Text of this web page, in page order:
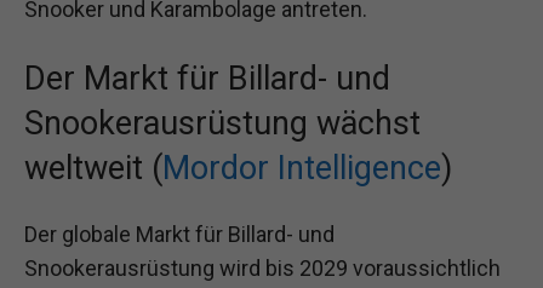
Snooker und Karambolage antreten.
Der Markt für Billard- und
Snookerausrüstung wächst
weltweit (Mordor Intelligence)
Der globale Markt für Billard- und
Snookerausrüstung wird bis 2029 voraussichtlich